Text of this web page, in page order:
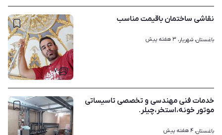
۷
نقاشی ساختمان باقیمت مناسب
باغستان، شهریار، ۳ هفته پیش
خدمات فنی مهندسی و تخصصی تاسیساتی
موتور خونه،استخر،چیلر.
باغستان، ۴ هفته پیش